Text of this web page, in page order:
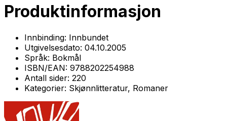
Produktinformasjon
Innbinding: Innbundet
Utgivelsesdato: 04.10.2005
Språk: Bokmål
ISBN/EAN: 9788202254988
Antall sider: 220
Kategorier: Skjønnlitteratur, Romaner